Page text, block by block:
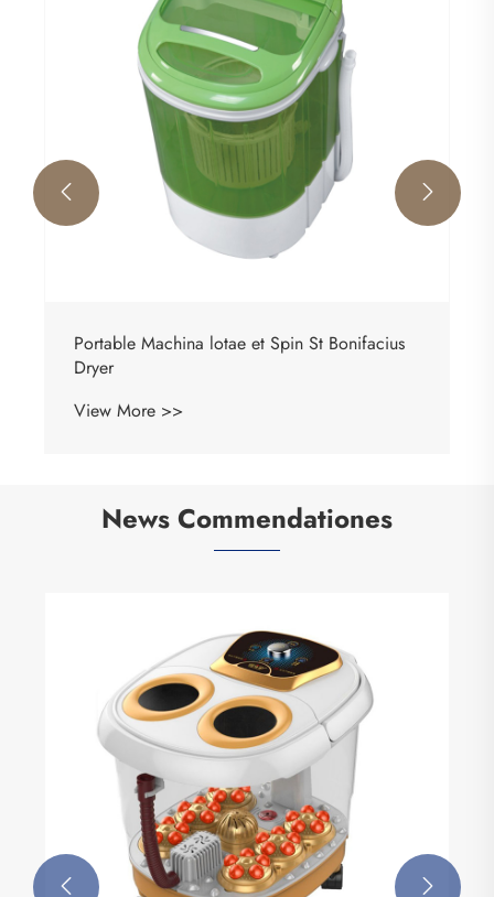
Portable Machina lotae et Spin St Bonifacius
Dryer
View More >>
 
News Commendationes
 